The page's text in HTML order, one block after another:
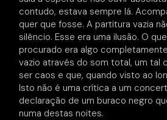
contudo, estava sempre lá.
quer que fosse. A partitura vazia
silêncio. Esse era uma ilusão. O
procurado era algo
vazio através do som total, um tal
ser caos e que, quando visto ao
Isto não é uma crítica a um
declaração de um buraco negro
numa destas noites.